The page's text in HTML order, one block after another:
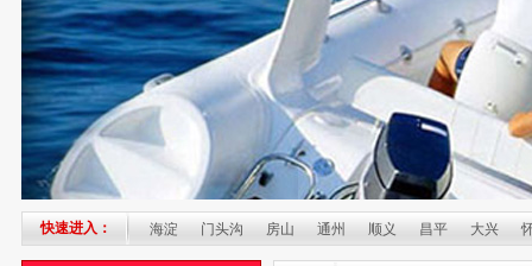
快速进入：
石景山 门头沟 房山 通州 顺义 昌平 大兴 怀柔